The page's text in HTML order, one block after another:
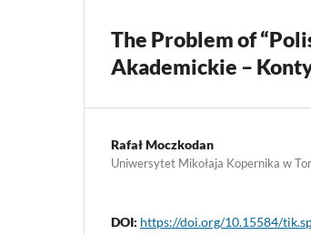
The Problem of
Akademickie –
Rafał Moczkodan
Uniwersytet Mikołaja Kopernika w
DOI: https://doi.org/10.15584/